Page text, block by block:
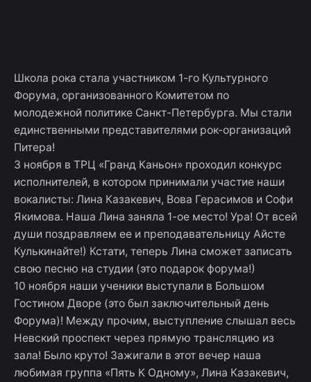
Школа рока стала участником 1-го Культурного
Форума, организованного Комитетом по
молодежной политике Санкт-Петербурга. Мы стали
единственными представителями рок-организаций
Питера!
3 ноября в ТРЦ «Гранд Каньон» проходил конкурс
исполнителей, в котором принимали участие наши
вокалисты: Лина Казакевич, Вова Герасимов и Софи
Якимова. Наша Лина заняла 1-ое место! Ура! От всей
души поздравляем ее и преподавательницу Айсте
Кулькинайте!) Кстати, теперь Лина сможет записать
свою песню на студии (это подарок форума!)
10 ноября наши ученики выступали в Большом
Гостином Дворе (это был заключительный день
Форума)! Между прочим, выступление слышал весь
Невский проспект через прямую трансляцию из
зала! Было круто! Зажигали в этот вечер наша
любимая группа «Пять К Одному», Лина Казакевич,